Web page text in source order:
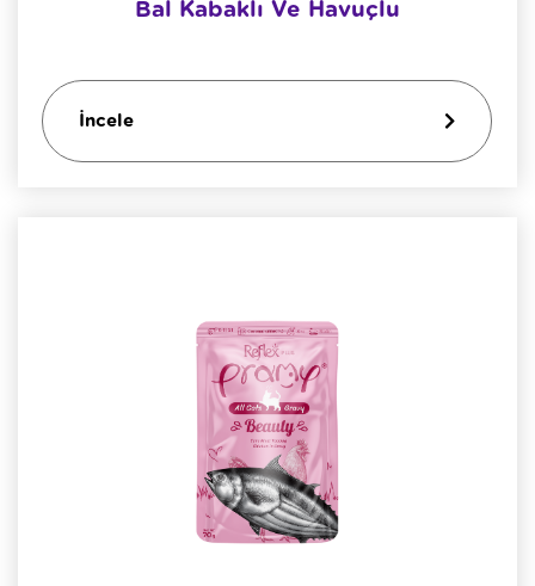
Bal Kabaklı Ve Havuçlu
İncele